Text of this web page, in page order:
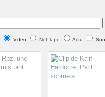
Video Net Tape Actu